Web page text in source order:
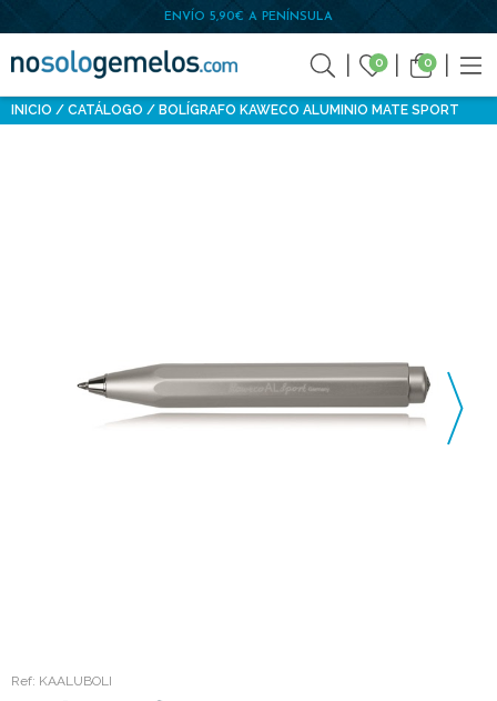
ENVÍO 5,90€ A PENÍNSULA
0 0
INICIO CATÁLOGO BOLÍGRAFO KAWECO ALUMINIO MATE SPORT
Ref: KAALUBOLI